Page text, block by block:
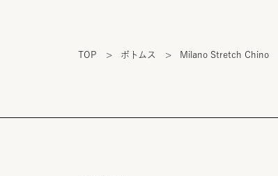
TOP > ボトムス > Milano Stretch Chino